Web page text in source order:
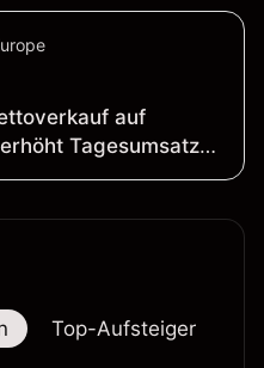
auf
Tagesumsatz
Top-Aufsteiger